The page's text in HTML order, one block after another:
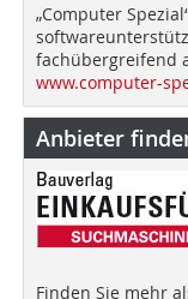
„Computer
fachübergreifend
www.computer-
Anbieter
Finden Sie mehr